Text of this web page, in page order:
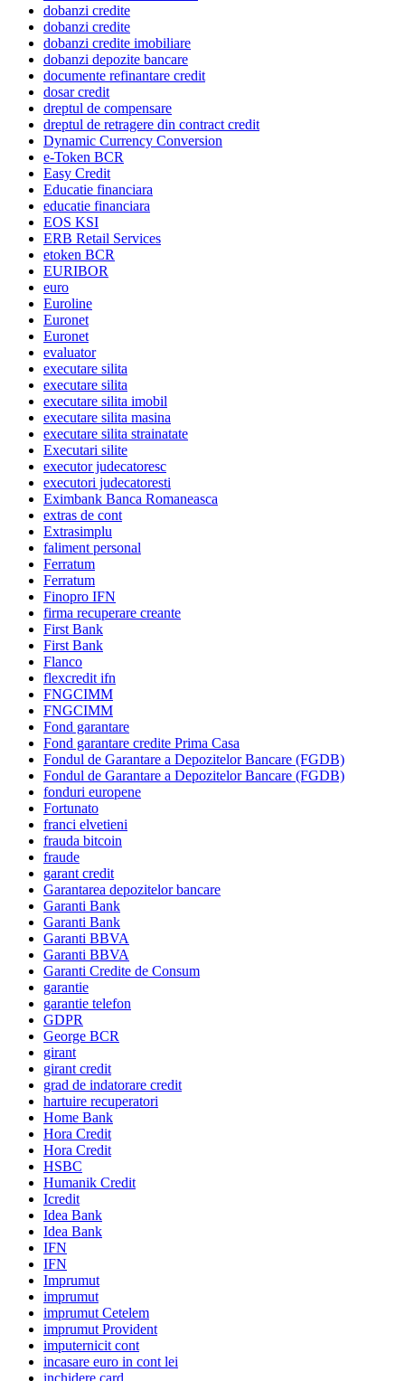
dobanzi credite
dobanzi credite
dobanzi credite imobiliare
dobanzi depozite bancare
documente refinantare credit
dosar credit
dreptul de compensare
dreptul de retragere din contract credit
Dynamic Currency Conversion
e-Token BCR
Easy Credit
Educatie financiara
educatie financiara
EOS KSI
ERB Retail Services
etoken BCR
EURIBOR
euro
Euroline
Euronet
Euronet
evaluator
executare silita
executare silita
executare silita imobil
executare silita masina
executare silita strainatate
Executari silite
executor judecatoresc
executori judecatoresti
Eximbank Banca Romaneasca
extras de cont
Extrasimplu
faliment personal
Ferratum
Ferratum
Finopro IFN
firma recuperare creante
First Bank
First Bank
Flanco
flexcredit ifn
FNGCIMM
FNGCIMM
Fond garantare
Fond garantare credite Prima Casa
Fondul de Garantare a Depozitelor Bancare (FGDB)
Fondul de Garantare a Depozitelor Bancare (FGDB)
fonduri europene
Fortunato
franci elvetieni
frauda bitcoin
fraude
garant credit
Garantarea depozitelor bancare
Garanti Bank
Garanti Bank
Garanti BBVA
Garanti BBVA
Garanti Credite de Consum
garantie
garantie telefon
GDPR
George BCR
girant
girant credit
grad de indatorare credit
hartuire recuperatori
Home Bank
Hora Credit
Hora Credit
HSBC
Humanik Credit
Icredit
Idea Bank
Idea Bank
IFN
IFN
Imprumut
imprumut
imprumut Cetelem
imprumut Provident
imputernicit cont
incasare euro in cont lei